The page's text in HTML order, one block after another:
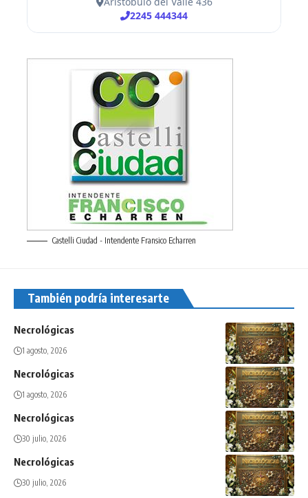
Castelli Ciudad - Intendente Fransico Echarren
También podría interesarte
Necrológicas
1 agosto, 2026
Necrológicas
1 agosto, 2026
Necrológicas
30 julio, 2026
Necrológicas
30 julio, 2026